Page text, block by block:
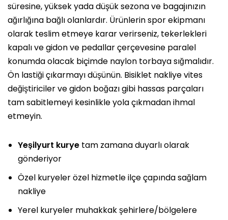
süresine, yüksek yada düşük sezona ve bagajınızın
ağırlığına bağlı olanlardır. Ürünlerin spor ekipmanı
olarak teslim etmeye karar verirseniz, tekerlekleri
kapalı ve gidon ve pedallar çerçevesine paralel
konumda olacak biçimde naylon torbaya sığmalıdır.
Ön lastiği çıkarmayı düşünün. Bisiklet nakliye vites
değiştiriciler ve gidon boğazı gibi hassas parçaları
tam sabitlemeyi kesinlikle yola çıkmadan ihmal
etmeyin.
Yeşilyurt kurye tam zamana duyarlı olarak
gönderiyor
Özel kuryeler özel hizmetle ilçe çapında sağlam
nakliye
Yerel kuryeler muhakkak şehirlere/bölgelere